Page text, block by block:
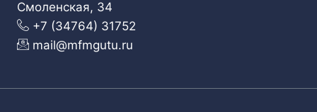
Смоленская, 34
+7 (34764) 31752
mail@mfmgutu.ru